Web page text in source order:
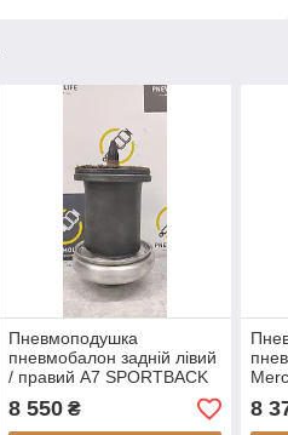
Пневмоподушка
пневмобалон задній лівий
/ правий A7 SPORTBACK
2010-2018 (відновлений)
8 550₴ 8